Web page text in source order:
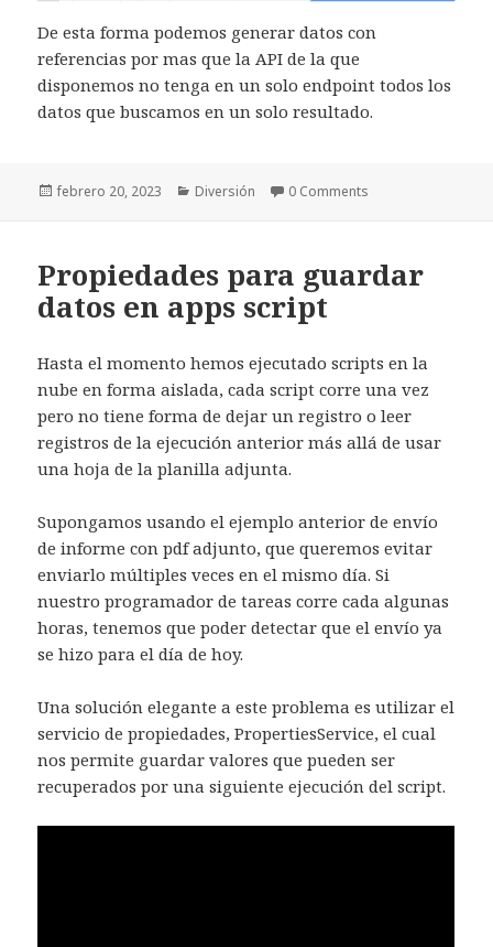
De esta forma podemos generar datos con
referencias por mas que la API de la que
disponemos no tenga en un solo endpoint todos los
datos que buscamos en un solo resultado.
Publicado
febrero 20, 2023 Categorías
Diversión 0 Comments
Propiedades para guardar
datos en apps script
Hasta el momento hemos ejecutado scripts en la
nube en forma aislada, cada script corre una vez
pero no tiene forma de dejar un registro o leer
registros de la ejecución anterior más allá de usar
una hoja de la planilla adjunta.
Supongamos usando el ejemplo anterior de envío
de informe con pdf adjunto, que queremos evitar
enviarlo múltiples veces en el mismo día. Si
nuestro programador de tareas corre cada algunas
horas, tenemos que poder detectar que el envío ya
se hizo para el día de hoy.
Una solución elegante a este problema es utilizar el
servicio de propiedades, PropertiesService, el cual
nos permite guardar valores que pueden ser
recuperados por una siguiente ejecución del script.